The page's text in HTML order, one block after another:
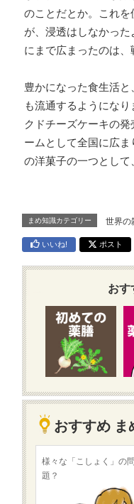
のことだとか。これ
が、浸透はしなかっ
にまで広まったのは、
豊かになった食生活
も流通するようにな
クドチーズケーキの
ームとして全国に広
の洋菓子の一つとして
まめ知識カテゴリー 世界の
いいね! ポスト
おす
おすすめ ま
様々な「こしょく」の問
題？